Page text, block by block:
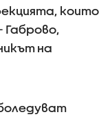
които
Габрово,
на